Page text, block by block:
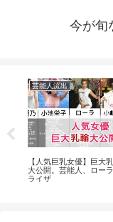
今が旬
芸能人流出
【人気巨乳女優】巨大
大公開。芸能人、ロー
ライザ